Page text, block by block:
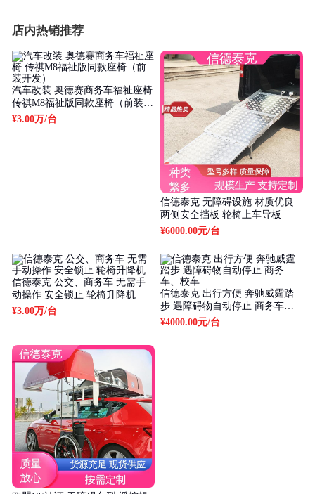
店内热销推荐
汽车改装 奥德赛商务车福祉座椅
传祺M8福祉版同款座椅（前装开
发）
¥3.00万/台
信德泰克 无障碍设施 材质优良
两侧安全挡板 轮椅上车导板
¥6000.00元/台
信德泰克 公交、商务车 无需手
动操作 安全锁止 轮椅升降机
¥3.00万/台
信德泰克 出行方便 奔驰威霆踏
步 遇障碍物自动停止 商务车、
校车
¥4000.00元/台